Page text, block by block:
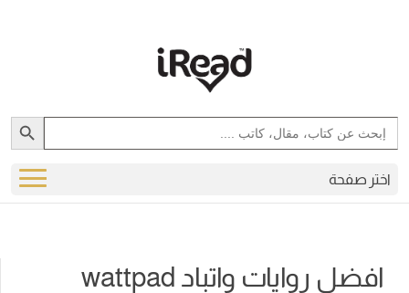
Search
for:
Search Button
اختر صفحة
افضل روايات واتباد wattpad